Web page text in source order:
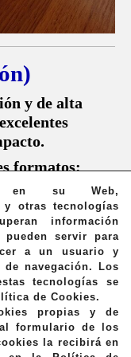
y de alta
formatos:
en su Web,
otras tecnologías
información
pueden servir para
a un usuario y
navegación. Los
tecnologías se
de Cookies.
propias y de
formulario de los
la recibirá en